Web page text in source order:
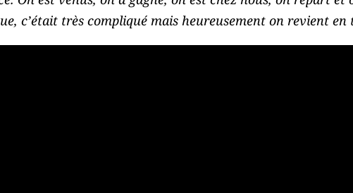
c’était très compliqué mais heureusement on revient